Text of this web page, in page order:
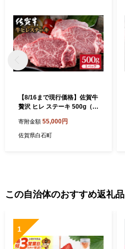
【8/16まで現行価格】佐賀牛
贅沢 ヒレ ステーキ 500g（2
応可能【いろは精肉店】佐賀
県産 佐賀牛 牛肉 国産 肉 和
寄附金額 55,000円
佐賀県白石町
この自治体のおすすめ返礼品
1